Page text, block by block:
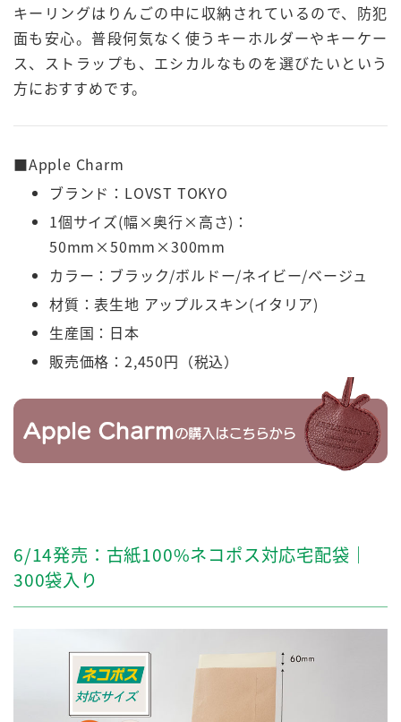
キーリングはりんごの中に収納されているので、防犯
面も安心。普段何気なく使うキーホルダーやキーケー
ス、ストラップも、エシカルなものを選びたいという
方におすすめです。
■Apple Charm
ブランド：LOVST TOKYO
1個サイズ(幅×奥行×高さ)：
50mm×50mm×300mm
カラー：ブラック/ボルドー/ネイビー/ベージュ
材質：表生地 アップルスキン(イタリア)
生産国：日本
販売価格：2,450円（税込）
6/14発売：古紙100%ネコポス対応宅配袋｜
300袋入り